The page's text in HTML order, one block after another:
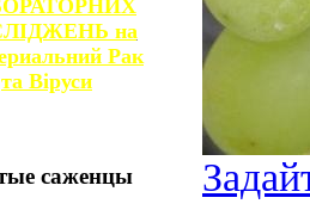
на
Рак
та Віруси
саженцы